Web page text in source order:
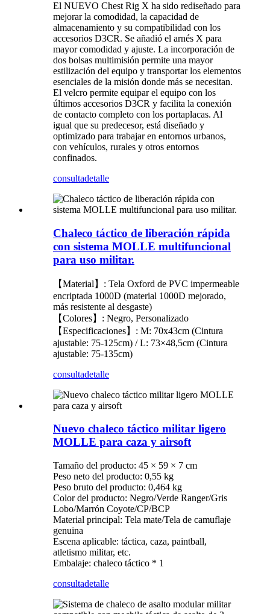
El NUEVO Chest Rig X ha sido rediseñado para
mejorar la comodidad, la capacidad de
almacenamiento y su compatibilidad con los
accesorios D3CR. Se añadió el arnés X para
mayor comodidad y ajuste. La incorporación de
dos bolsas multimisión permite una mayor
estilización del equipo y transportar los elementos
esenciales de la misión donde más se necesitan.
El velcro permite equipar el equipo con los
últimos accesorios D3CR y facilita la conexión
de contacto completo con los portaplacas. Al
igual que su predecesor, está diseñado y
optimizado para trabajar en entornos urbanos,
con vehículos, rurales y otros entornos
confinados.
consultadetalle
Chaleco táctico de liberación rápida
con sistema MOLLE multifuncional
para uso militar.
【Material】: Tela Oxford de PVC impermeable
encriptada 1000D (material 1000D mejorado,
más resistente al desgaste)
【Colores】: Negro, Personalizado
【Especificaciones】: M: 70x43cm (Cintura
ajustable: 75-125cm) / L: 73×48,5cm (Cintura
ajustable: 75-135cm)
consultadetalle
Nuevo chaleco táctico militar ligero
MOLLE para caza y airsoft
Tamaño del producto: 45 × 59 × 7 cm
Peso neto del producto: 0,55 kg
Peso bruto del producto: 0,464 kg
Color del producto: Negro/Verde Ranger/Gris
Lobo/Marrón Coyote/CP/BCP
Material principal: Tela mate/Tela de camuflaje
genuina
Escena aplicable: táctica, caza, paintball,
atletismo militar, etc.
Embalaje: chaleco táctico * 1
consultadetalle